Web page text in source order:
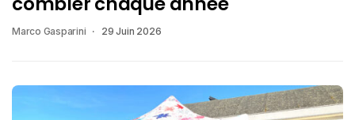
Marco Gasparini 29 Juin 2026